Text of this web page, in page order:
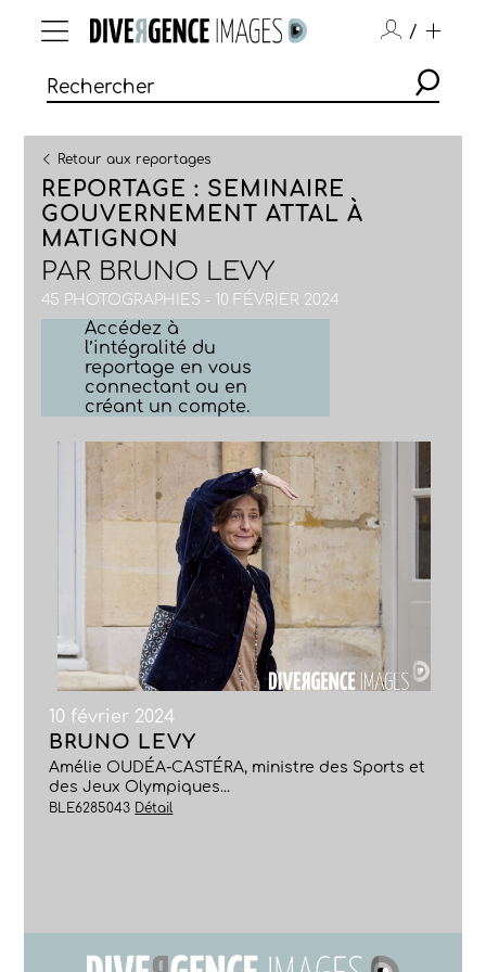
/
Retour aux reportages
REPORTAGE : SEMINAIRE
GOUVERNEMENT ATTAL À
MATIGNON
PAR BRUNO LEVY
45 PHOTOGRAPHIES - 10 FÉVRIER 2024
Accédez à
l’intégralité du
reportage en vous
connectant ou en
créant un compte.
10 février 2024
BRUNO LEVY
Amélie OUDÉA-CASTÉRA, ministre des Sports et
des Jeux Olympiques...
BLE6285043 Détail